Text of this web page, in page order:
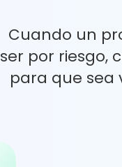
Cuando un
ser por riesgo,
para que sea